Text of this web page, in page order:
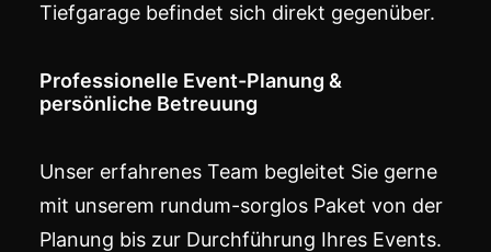
Tiefgarage befindet sich direkt gegenüber.
Professionelle Event-Planung &
persönliche Betreuung
Unser erfahrenes Team begleitet Sie gerne
mit unserem rundum-sorglos Paket von der
Planung bis zur Durchführung Ihres Events.